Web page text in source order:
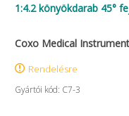
1:4.2 könyökdarab 45°
Coxo Medical
Rendelésre
Gyártói kód: C7-3